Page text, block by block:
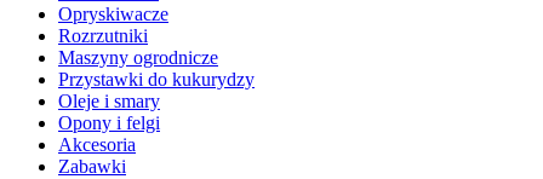
Opryskiwacze
Rozrzutniki
Maszyny ogrodnicze
Przystawki do kukurydzy
Oleje i smary
Opony i felgi
Akcesoria
Zabawki